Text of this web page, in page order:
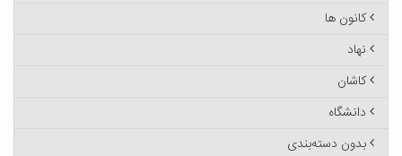
کانون ها
نهاد
کاشان
دانشگاه
بدون دسته‌بندی